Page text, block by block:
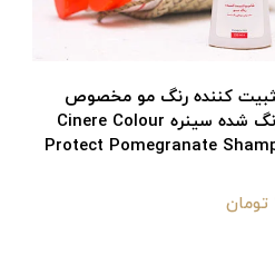
کننده رنگ مو مخصوص
موهای رنگ شده سینره Cinere Colour
Protect Pomegranate